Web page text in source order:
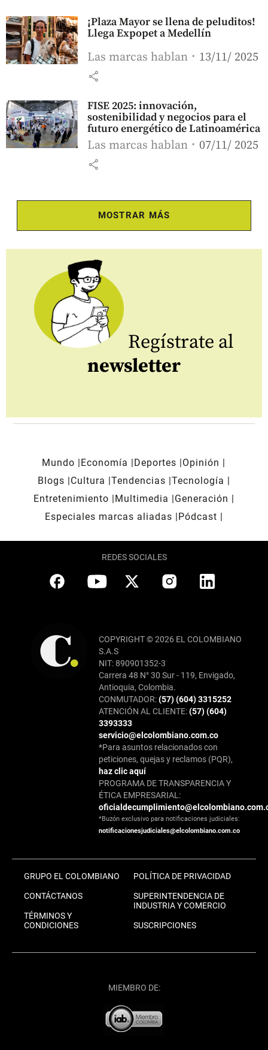
¡Plaza Mayor se llena de peluditos!
Llega Expopet a Medellín
Las marcas hablan 13/11/ 2025
share
FISE 2025: innovación,
sostenibilidad y negocios para el
futuro energético de Latinoamérica
Las marcas hablan 07/11/ 2025
share
MOSTRAR MÁS
Regístrate al
newsletter
Mundo Economía Deportes
Opinión
Blogs
Cultura Tendencias Tecnología
Entretenimiento
Multimedia
Generación
Especiales marcas aliadas
Pódcast
REDES SOCIALES
COPYRIGHT © 2026 EL COLOMBIANO
S.A.S
NIT: 890901352-3
Carrera 48 N° 30 Sur - 119, Envigado,
Antioquia, Colombia.
CONMUTADOR:(57) (604) 3315252
ATENCIÓN AL CLIENTE:(57) (604)
3393333
servicio@elcolombiano.com.co
*Para asuntos relacionados con
peticiones, quejas y reclamos (PQR),
haz clic aquí
PROGRAMA DE TRANSPARENCIA Y
ÉTICA EMPRESARIAL:
*Buzón exclusivo para notificaciones judiciales:
notificacionesjudiciales@elcolombiano.com.co
GRUPO EL COLOMBIANO
CONTÁCTANOS
TÉRMINOS Y
CONDICIONES
POLÍTICA DE PRIVACIDAD
SUPERINTENDENCIA DE
INDUSTRIA Y COMERCIO
SUSCRIPCIONES
MIEMBRO DE: